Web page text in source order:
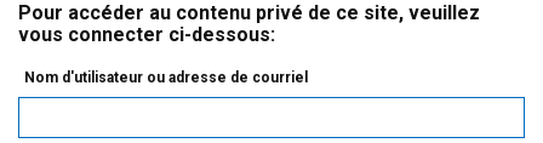
Pour accéder au contenu privé de ce site, veuillez
vous connecter ci-dessous:
Nom d'utilisateur ou adresse de courriel